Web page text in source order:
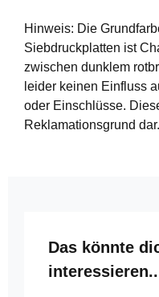
Hinweis: Die
Siebdruckplatten ist
zwischen dunklem
leider keinen Einfluss
oder Einschlüsse.
Reklamationsgrund dar.
Produktgalerie
Das könnte